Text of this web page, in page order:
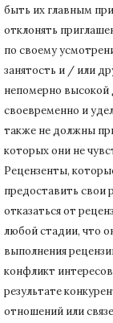
быть их главным
отклонять
по своему
занятость и / или
непомерно высокой
своевременно и
также не должны
которых они не
Рецензенты,
предоставить свои
отказаться от
любой стадии, что
выполнения
конфликт
результате
отношений или